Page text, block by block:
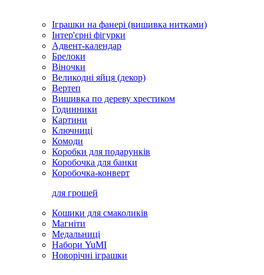
Іграшки на фанері (вишивка нитками)
Інтер'єрні фігурки
Адвент-календар
Брелоки
Віночки
Великодні яйця (декор)
Вертеп
Вишивка по дереву хрестиком
Годинники
Картини
Ключниці
Комоди
Коробки для подарунків
Коробочка для банки
Коробочка-конверт
для грошей
Кошики для смаколиків
Магніти
Медальниці
Набори YuMI
Новорічні іграшки